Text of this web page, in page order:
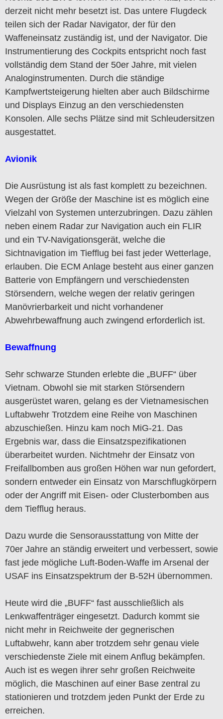
derzeit nicht mehr besetzt ist. Das untere Flugdeck
teilen sich der Radar Navigator, der für den
Waffeneinsatz zuständig ist, und der Navigator. Die
Instrumentierung des Cockpits entspricht noch fast
vollständig dem Stand der 50er Jahre, mit vielen
Analoginstrumenten. Durch die ständige
Kampfwertsteigerung hielten aber auch Bildschirme
und Displays Einzug an den verschiedensten
Konsolen. Alle sechs Plätze sind mit Schleudersitzen
ausgestattet.
Avionik
Die Ausrüstung ist als fast komplett zu bezeichnen.
Wegen der Größe der Maschine ist es möglich eine
Vielzahl von Systemen unterzubringen. Dazu zählen
neben einem Radar zur Navigation auch ein FLIR
und ein TV-Navigationsgerät, welche die
Sichtnavigation im Tiefflug bei fast jeder Wetterlage,
erlauben. Die ECM Anlage besteht aus einer ganzen
Batterie von Empfängern und verschiedensten
Störsendern, welche wegen der relativ geringen
Manövrierbarkeit und nicht vorhandener
Abwehrbewaffnung auch zwingend erforderlich ist.
Bewaffnung
Sehr schwarze Stunden erlebte die „BUFF“ über
Vietnam. Obwohl sie mit starken Störsendern
ausgerüstet waren, gelang es der Vietnamesischen
Luftabwehr Trotzdem eine Reihe von Maschinen
abzuschießen. Hinzu kam noch MiG-21. Das
Ergebnis war, dass die Einsatzspezifikationen
überarbeitet wurden. Nichtmehr der Einsatz von
Freifallbomben aus großen Höhen war nun gefordert,
sondern entweder ein Einsatz von Marschflugkörpern
oder der Angriff mit Eisen- oder Clusterbomben aus
dem Tiefflug heraus.
Dazu wurde die Sensorausstattung von Mitte der
70er Jahre an ständig erweitert und verbessert, sowie
fast jede mögliche Luft-Boden-Waffe im Arsenal der
USAF ins Einsatzspektrum der B-52H übernommen.
Heute wird die „BUFF“ fast ausschließlich als
Lenkwaffenträger eingesetzt. Dadurch kommt sie
nicht mehr in Reichweite der gegnerischen
Luftabwehr, kann aber trotzdem sehr genau viele
verschiedenste Ziele mit einem Anflug bekämpfen.
Auch ist es wegen ihrer sehr großen Reichweite
möglich, die Maschinen auf einer Base zentral zu
stationieren und trotzdem jeden Punkt der Erde zu
erreichen.